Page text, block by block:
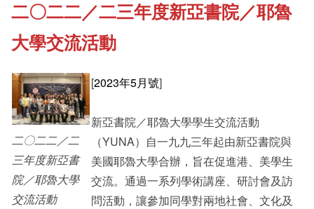
《新亞書院概覽》
新亞影集
影片庫
Cultural Topics
Student Development
Alumni Connections
二〇二二／二三年度新亞書院／耶魯
大學交流活動
二〇二二／二
三年度新亞書
院／耶魯大學
交流活動
[2023年5月號]
新亞書院／耶魯大學學生交流活動
（YUNA）自一九九三年起由新亞書院與
美國耶魯大學合辦，旨在促進港、美學生
交流。通過一系列學術講座、研討會及訪
問活動，讓參加同學對兩地社會、文化及